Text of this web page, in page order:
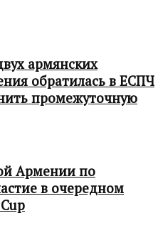
армянских
обратилась в ЕСПЧ
промежуточную
Армении по
в очередном